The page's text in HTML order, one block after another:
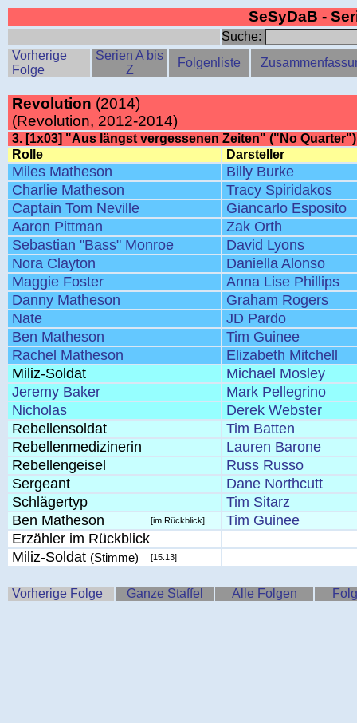
SeSyDaB -
Suche:
Vorherige
Folge
Serien A bis
Z
Folgenliste
Revolution (2014)
(Revolution, 2012-2014)
3. [1x03] "Aus längst vergessenen Zeiten" ("No Quarter")
Rolle
Darsteller
Miles Matheson
Billy Burke
Charlie Matheson
Tracy Spiridakos
Captain Tom Neville
Giancarlo Esposito
Aaron Pittman
Zak Orth
Sebastian "Bass" Monroe
David Lyons
Nora Clayton
Daniella Alonso
Maggie Foster
Anna Lise Phillips
Danny Matheson
Graham Rogers
Nate
JD Pardo
Ben Matheson
Tim Guinee
Rachel Matheson
Elizabeth Mitchell
Miliz-Soldat
Michael Mosley
Jeremy Baker
Mark Pellegrino
Nicholas
Derek Webster
Rebellensoldat
Tim Batten
Rebellenmedizinerin
Lauren Barone
Rebellengeisel
Russ Russo
Sergeant
Dane Northcutt
Schlägertyp
Tim Sitarz
Ben Matheson
[im Rückblick]
Tim Guinee
Erzähler im Rückblick
Miliz-Soldat (Stimme) [15.13]
Vorherige Folge Ganze Staffel Alle Folgen